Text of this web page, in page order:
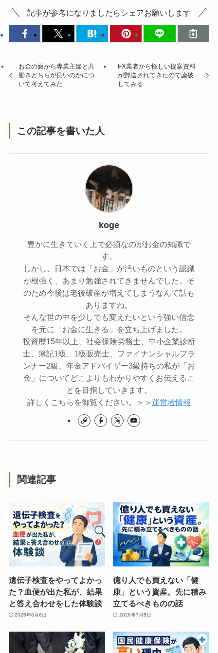
記事が参考になりましたらシェアお願いします
お金の面から専業主婦と共
働きどちらが良いのかにつ
いて考えてみた
FX業者から怪しい提案資料
が郵送されてきたので論破
してみる
この記事を書いた人
koge
豊かに生きていく上で必須なのがお金の知識で
す。
しかし、日本では「お金」が汚いものという認識
が根強く、あまり勉強されてきませんでした。そ
のため今後は老後破産が増えてしまうなんて話も
ありますね。
そんな世の中を少しでも変えたいという強い信念
を元に「お金に生きる」を立ち上げました。
投資歴15年以上、社会保険労務士、中小企業診断
士、簿記1級、1級販売士、ファイナンシャルプラ
ンナー2級、年金アドバイザー3級持ちの私が「お
金」についてどこよりもわかりやすくお伝えるこ
とを目指していきます。
詳しくこちらを御覧ください。＞＞ 運営者情報
関連記事
遺伝子検査をやってよかっ
た？血便が出た私が、結果
と答え合わせをした体験談
2026年8月6日
億り人でも買えない「健
康」という資産。先に積み
立てるべきものの話
2026年7月5日